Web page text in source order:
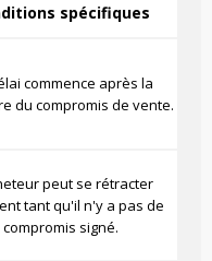
spécifiques
commence après la
du compromis de vente.
peut se rétracter
tant qu'il n'y a pas de
compromis signé.